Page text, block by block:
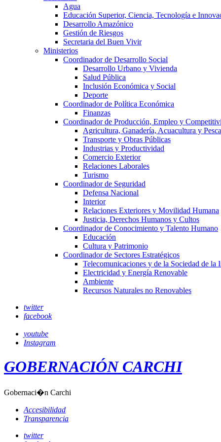
Agua
Educación Superior, Ciencia, Tecnología e
Desarrollo Amazónico
Gestión de Riesgos
Secretaria del Buen Vivir
Ministerios
Coordinador de Desarrollo Social
Desarrollo Urbano y Vivienda
Salud Pública
Inclusión Económica y Social
Deporte
Coordinador de Política Económica
Finanzas
Coordinador de Producción, Empleo y
Agricultura, Ganadería, Acuacultura y Pesca
Transporte y Obras Públicas
Industrias y Productividad
Comercio Exterior
Relaciones Laborales
Turismo
Coordinador de Seguridad
Defensa Nacional
Interior
Relaciones Exteriores y Movilidad Humana
Justicia, Derechos Humanos y Cultos
Coordinador de Conocimiento y Talento Humano
Educación
Cultura y Patrimonio
Coordinador de Sectores Estratégicos
Telecomunicaciones y de la Sociedad de la
Electricidad y Energía Renovable
Ambiente
Recursos Naturales no Renovables
twitter
facebook
youtube
Instagram
GOBERNACIÓN CARCHI
Gobernaci�n Carchi
Accesibilidad
Transparencia
twitter